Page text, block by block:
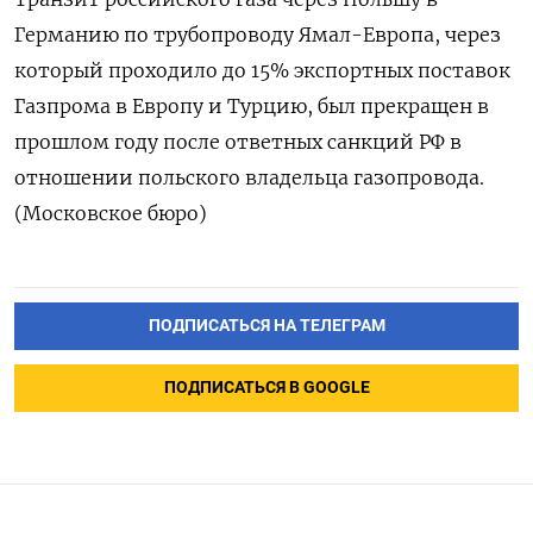
Германию по трубопроводу Ямал-Европа, через
который проходило до 15% экспортных поставок
Газпрома в Европу и Турцию, был прекращен в
прошлом году после ответных санкций РФ в
отношении польского владельца газопровода.
(Московское бюро)
ПОДПИСАТЬСЯ НА ТЕЛЕГРАМ
ПОДПИСАТЬСЯ В GOOGLE